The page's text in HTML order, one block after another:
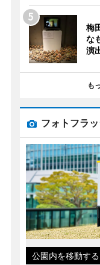
梅
な
演
も
フォトフラ
公園内を移動す